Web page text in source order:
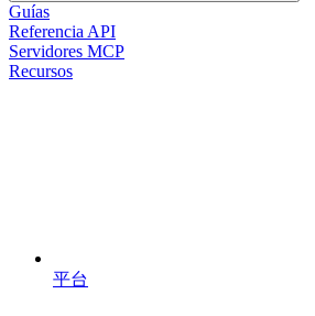
Guías
Referencia API
Servidores MCP
Recursos
平台